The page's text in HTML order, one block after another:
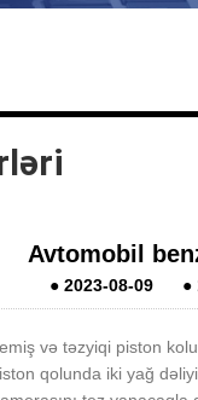
Avtomobil
● 2023-08-09 ●
və təzyiqi piston
qolunda iki yağ